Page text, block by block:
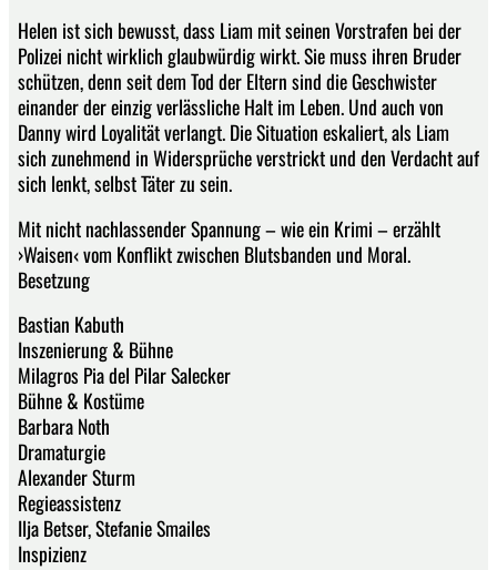
Helen ist sich bewusst, dass Liam mit seinen Vorstrafen bei der
Polizei nicht wirklich glaubwürdig wirkt. Sie muss ihren Bruder
schützen, denn seit dem Tod der Eltern sind die Geschwister
einander der einzig verlässliche Halt im Leben. Und auch von
Danny wird Loyalität verlangt. Die Situation eskaliert, als Liam
sich zunehmend in Widersprüche verstrickt und den Verdacht auf
sich lenkt, selbst Täter zu sein.
Mit nicht nachlassender Spannung – wie ein Krimi – erzählt
›Waisen‹ vom Konflikt zwischen Blutsbanden und Moral.
Besetzung
Bastian Kabuth
Inszenierung & Bühne
Milagros Pia del Pilar Salecker
Bühne & Kostüme
Barbara Noth
Dramaturgie
Alexander Sturm
Regieassistenz
Ilja Betser, Stefanie Smailes
Inspizienz